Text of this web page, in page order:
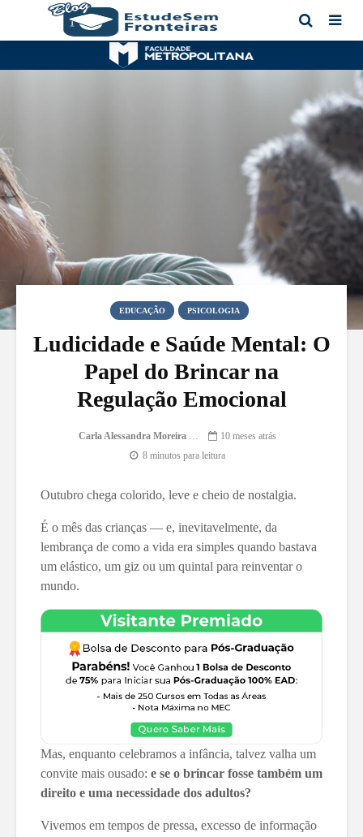
EDUCAÇÃO PSICOLOGIA
Ludicidade e Saúde Mental: O
Papel do Brincar na
Regulação Emocional
Carla Alessandra Moreira Damasceno
10 meses atrás
8 minutos para leitura
Outubro chega colorido, leve e cheio de nostalgia.
É o mês das crianças — e, inevitavelmente, da
lembrança de como a vida era simples quando bastava
um elástico, um giz ou um quintal para reinventar o
mundo.
Mas, enquanto celebramos a infância, talvez valha um
convite mais ousado: e se o brincar fosse também um
direito e uma necessidade dos adultos?
Vivemos em tempos de pressa, excesso de informação